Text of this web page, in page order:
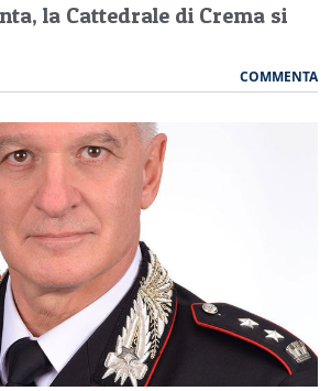
la Cattedrale di Crema si
COMMENTA